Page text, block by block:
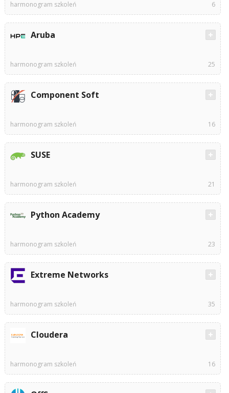
harmonogram szkoleń 6
Aruba
harmonogram szkoleń 25
Component Soft
harmonogram szkoleń 16
SUSE
harmonogram szkoleń 21
Python Academy
harmonogram szkoleń 23
Extreme Networks
harmonogram szkoleń 35
Cloudera
harmonogram szkoleń 16